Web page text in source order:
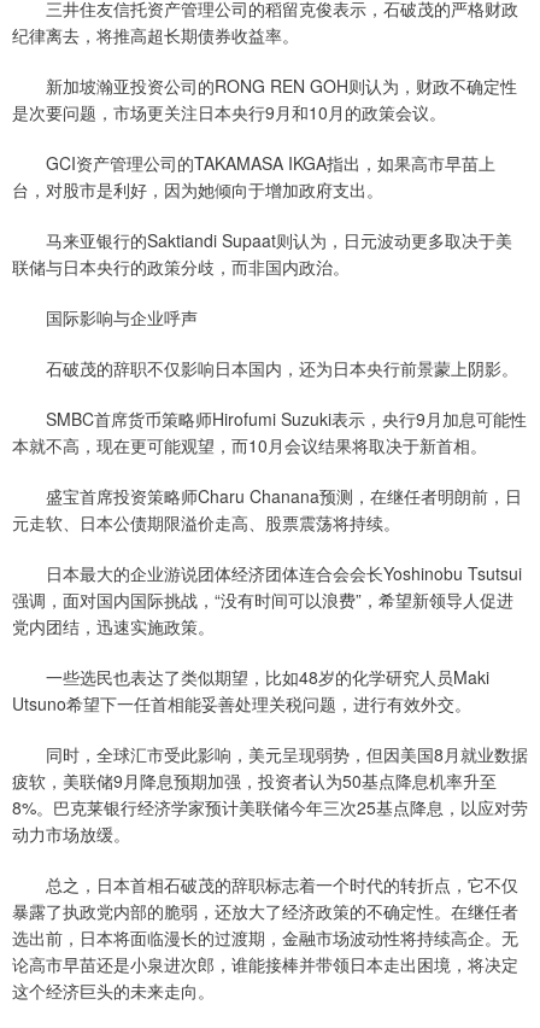
三井住友信托资产管理公司的稻留克俊表示，石破茂的严格财政
纪律离去，将推高超长期债券收益率。
新加坡瀚亚投资公司的RONG REN GOH则认为，财政不确定性
是次要问题，市场更关注日本央行9月和10月的政策会议。
GCI资产管理公司的TAKAMASA IKGA指出，如果高市早苗上
台，对股市是利好，因为她倾向于增加政府支出。
马来亚银行的Saktiandi Supaat则认为，日元波动更多取决于美
联储与日本央行的政策分歧，而非国内政治。
国际影响与企业呼声
石破茂的辞职不仅影响日本国内，还为日本央行前景蒙上阴影。
SMBC首席货币策略师Hirofumi Suzuki表示，央行9月加息可能性
本就不高，现在更可能观望，而10月会议结果将取决于新首相。
盛宝首席投资策略师Charu Chanana预测，在继任者明朗前，日
元走软、日本公债期限溢价走高、股票震荡将持续。
日本最大的企业游说团体经济团体连合会会长Yoshinobu Tsutsui
强调，面对国内国际挑战，“没有时间可以浪费”，希望新领导人促进
党内团结，迅速实施政策。
一些选民也表达了类似期望，比如48岁的化学研究人员Maki
Utsuno希望下一任首相能妥善处理关税问题，进行有效外交。
同时，全球汇市受此影响，美元呈现弱势，但因美国8月就业数据
疲软，美联储9月降息预期加强，投资者认为50基点降息机率升至
8%。巴克莱银行经济学家预计美联储今年三次25基点降息，以应对劳
动力市场放缓。
总之，日本首相石破茂的辞职标志着一个时代的转折点，它不仅
暴露了执政党内部的脆弱，还放大了经济政策的不确定性。在继任者
选出前，日本将面临漫长的过渡期，金融市场波动性将持续高企。无
论高市早苗还是小泉进次郎，谁能接棒并带领日本走出困境，将决定
这个经济巨头的未来走向。